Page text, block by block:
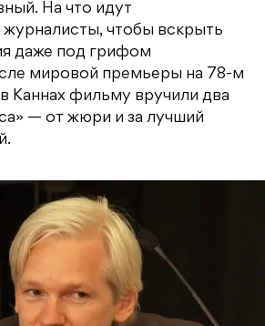
На что идут
чтобы вскрыть
даже под грифом
мировой премьеры на 78-м
Каннах фильму вручили два
— от жюри и за лучший